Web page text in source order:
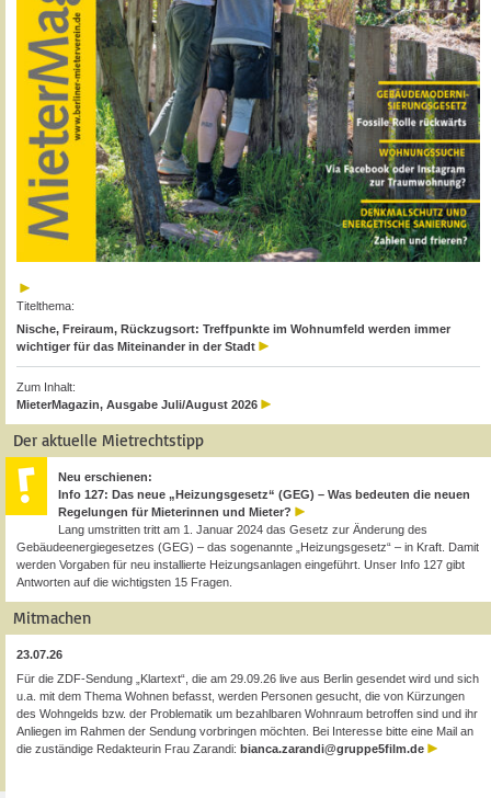
Titelthema:
Nische, Freiraum, Rückzugsort: Treffpunkte im Wohnumfeld werden immer
wichtiger für das Miteinander in der Stadt
Zum Inhalt:
MieterMagazin, Ausgabe Juli/August 2026
Der aktuelle Mietrechtstipp
Neu erschienen:
Info 127: Das neue „Heizungsgesetz“ (GEG) – Was bedeuten die neuen
Regelungen für Mieterinnen und Mieter?
Lang umstritten tritt am 1. Januar 2024 das Gesetz zur Änderung des
Gebäudeenergiegesetzes (GEG) – das sogenannte „Heizungsgesetz“ – in Kraft. Damit
werden Vorgaben für neu installierte Heizungsanlagen eingeführt. Unser Info 127 gibt
Antworten auf die wichtigsten 15 Fragen.
Mitmachen
23.07.26
Für die ZDF-Sendung „Klartext“, die am 29.09.26 live aus Berlin gesendet wird und sich
u.a. mit dem Thema Wohnen befasst, werden Personen gesucht, die von Kürzungen
des Wohngelds bzw. der Problematik um bezahlbaren Wohnraum betroffen sind und ihr
Anliegen im Rahmen der Sendung vorbringen möchten. Bei Interesse bitte eine Mail an
die zuständige Redakteurin Frau Zarandi: bianca.zarandi@gruppe5film.de